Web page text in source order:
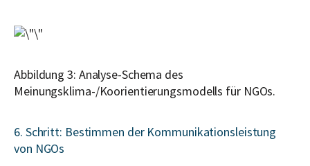
Abbildung 3: Analyse-Schema des
Meinungsklima-/Koorientierungsmodells für NGOs.
6. Schritt: Bestimmen der Kommunikationsleistung
von NGOs